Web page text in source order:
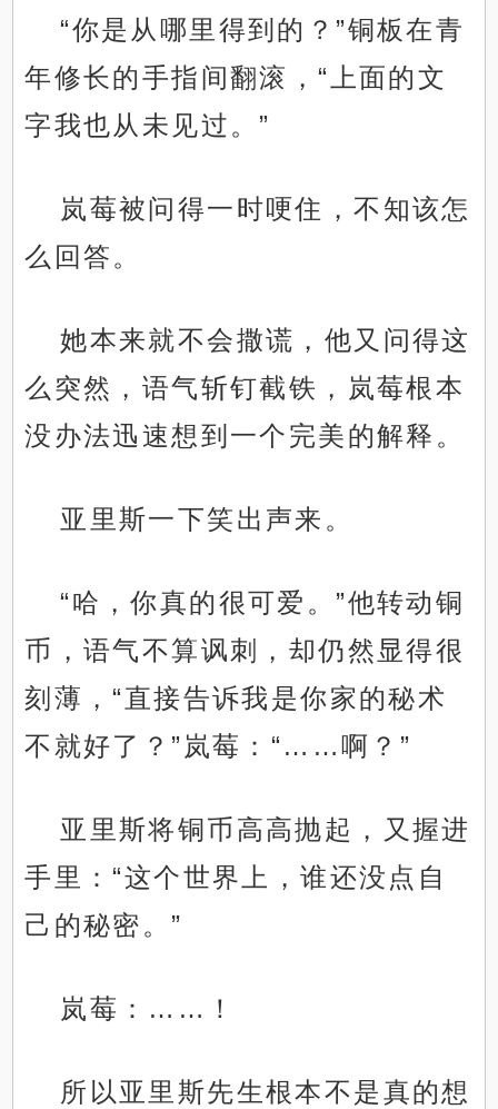
“你是从哪里得到的？”铜板在青
年修长的手指间翻滚，“上面的文
字我也从未见过。”
岚莓被问得一时哽住，不知该怎
么回答。
她本来就不会撒谎，他又问得这
么突然，语气斩钉截铁，岚莓根本
没办法迅速想到一个完美的解释。
亚里斯一下笑出声来。
“哈，你真的很可爱。”他转动铜
币，语气不算讽刺，却仍然显得很
刻薄，“直接告诉我是你家的秘术
不就好了？”岚莓：“……啊？”
亚里斯将铜币高高抛起，又握进
手里：“这个世界上，谁还没点自
己的秘密。”
岚莓：……！
所以亚里斯先生根本不是真的想